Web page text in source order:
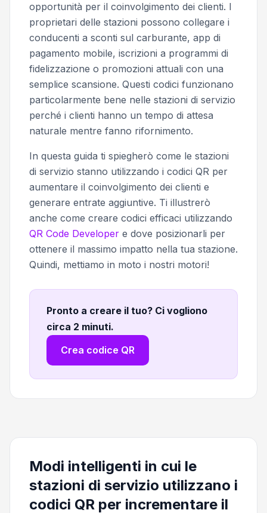
opportunità per il coinvolgimento dei clienti. I
proprietari delle stazioni possono collegare i
conducenti a sconti sul carburante, app di
pagamento mobile, iscrizioni a programmi di
fidelizzazione o promozioni attuali con una
semplice scansione. Questi codici funzionano
particolarmente bene nelle stazioni di servizio
perché i clienti hanno un tempo di attesa
naturale mentre fanno rifornimento.
In questa guida ti spiegherò come le stazioni
di servizio stanno utilizzando i codici QR per
aumentare il coinvolgimento dei clienti e
generare entrate aggiuntive. Ti illustrerò
anche come creare codici efficaci utilizzando
QR Code Developer e dove posizionarli per
ottenere il massimo impatto nella tua stazione.
Quindi, mettiamo in moto i nostri motori!
Pronto a creare il tuo? Ci vogliono
circa 2 minuti.
Crea codice QR
Modi intelligenti in cui le
stazioni di servizio utilizzano i
codici QR per incrementare il